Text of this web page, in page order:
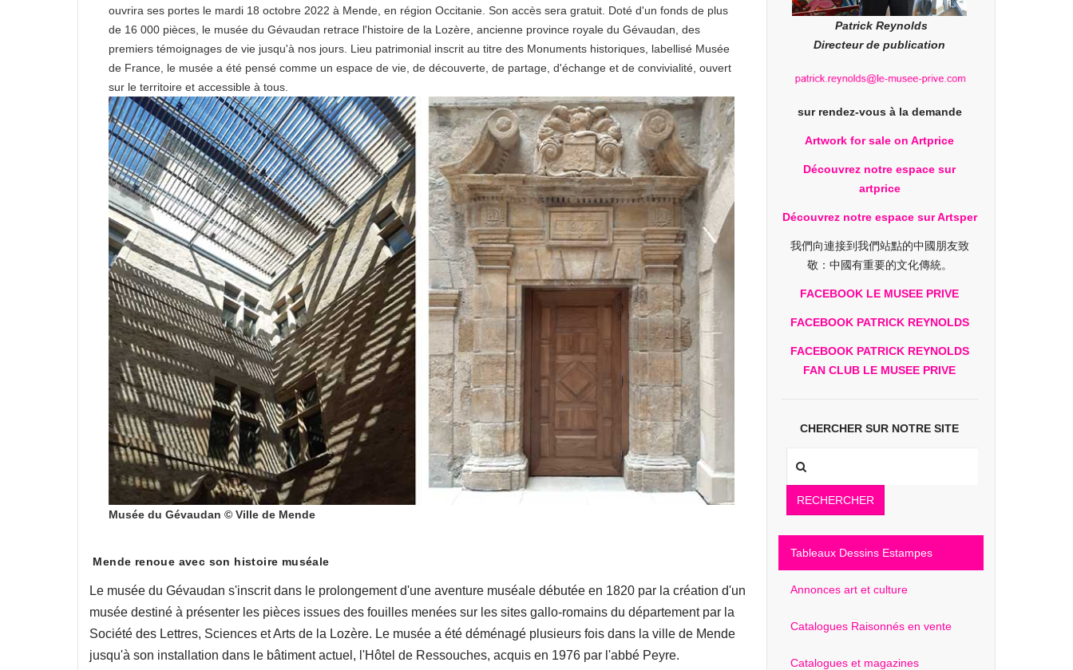
ouvrira ses portes le mardi 18 octobre 2022 à Mende, en région Occitanie. Son accès sera gratuit. Doté d'un fonds de plus
de 16 000 pièces, le musée du Gévaudan retrace l'histoire de la Lozère, ancienne province royale du Gévaudan, des
premiers témoignages de vie jusqu'à nos jours. Lieu patrimonial inscrit au titre des Monuments historiques, labellisé Musée
de France, le musée a été pensé comme un espace de vie, de découverte, de partage, d'échange et de convivialité, ouvert
sur le territoire et accessible à tous.
Musée du Gévaudan © Ville de Mende
Mende renoue avec son histoire muséale
Le musée du Gévaudan s'inscrit dans le prolongement d'une aventure muséale débutée en 1820 par la création d'un
musée destiné à présenter les pièces issues des fouilles menées sur les sites gallo-romains du département par la
Société des Lettres, Sciences et Arts de la Lozère. Le musée a été déménagé plusieurs fois dans la ville de Mende
jusqu'à son installation dans le bâtiment actuel, l'Hôtel de Ressouches, acquis en 1976 par l'abbé Peyre.
Patrick Reynolds
Directeur de publication
sur rendez-vous à la demande
Artwork for sale on Artprice
Découvrez notre espace sur
artprice
Découvrez notre espace sur Artsper
我們向連接到我們站點的中國朋友致
敬：中國有重要的文化傳統。
FACEBOOK LE MUSEE PRIVE
FACEBOOK PATRICK REYNOLDS
FACEBOOK PATRICK REYNOLDS
FAN CLUB LE MUSEE PRIVE
CHERCHER SUR NOTRE SITE
RECHERCHER
Tableaux Dessins Estampes
Annonces art et culture
Catalogues Raisonnés en vente
Catalogues et magazines